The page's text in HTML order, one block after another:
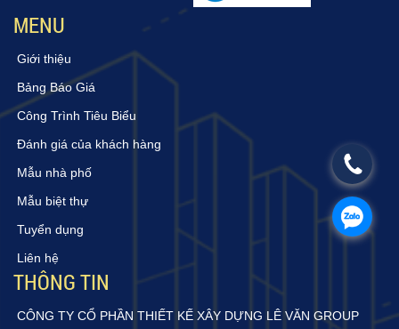
MENU
Giới thiệu
Bảng Báo Giá
Công Trình Tiêu Biểu
Đánh giá của khách hàng
Mẫu nhà phố
Mẫu biệt thự
Tuyển dụng
Liên hệ
THÔNG TIN
CÔNG TY CỔ PHẦN THIẾT KẾ XÂY DỰNG LÊ VĂN GROUP